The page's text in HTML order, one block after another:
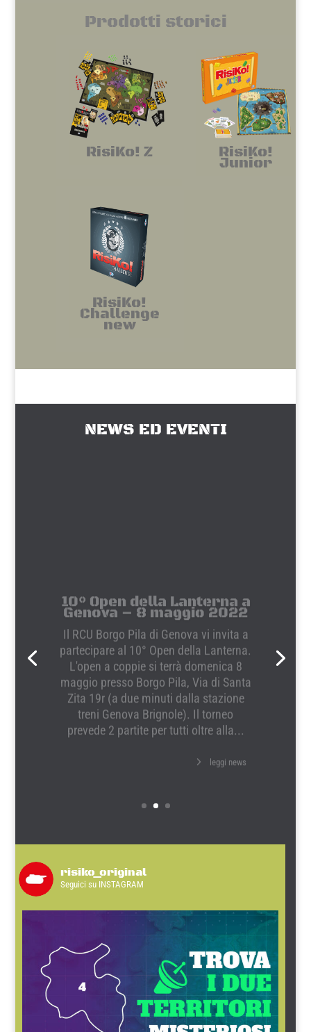
Prodotti storici
RisiKo! Z RisiKo!
Junior
RisiKo!
Challenge
new
NEWS ED EVENTI
Genova – 8 maggio 2022
Il RCU Borgo Pila di Genova vi invita a
partecipare al 10° Open della Lanterna.
L'open a coppie si terrà domenica 8
maggio presso Borgo Pila, Via di Santa
Zita 19r (a due minuti dalla stazione
treni Genova Brignole). Il torneo
prevede 2 partite per tutti oltre alla...
risiko_original
Seguici su INSTAGRAM